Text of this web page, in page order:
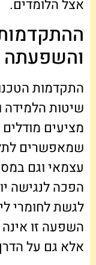
אצל הלומדים.
והשפעתה
התקדמות
שיטות הלמידה
מציעים
שמאפשרים
עצמאי וגם
הפכה לנגישה
לגשת לחומרי
השפעה זו
אלא גם על